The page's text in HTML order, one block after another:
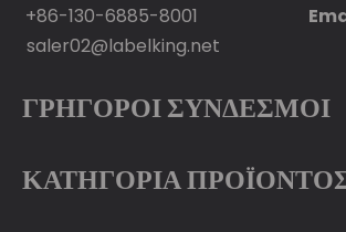
+86-130-6885-8001
saler02@labelking.net
ΓΡΗΓΟΡΟΙ ΣΥΝΔΕΣΜΟΙ
ΚΑΤΗΓΟΡΙΑ